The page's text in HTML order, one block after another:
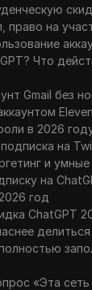
право на
Что
Gmail без
в 2026
на
и
на
год
ChatGPT
«Эта